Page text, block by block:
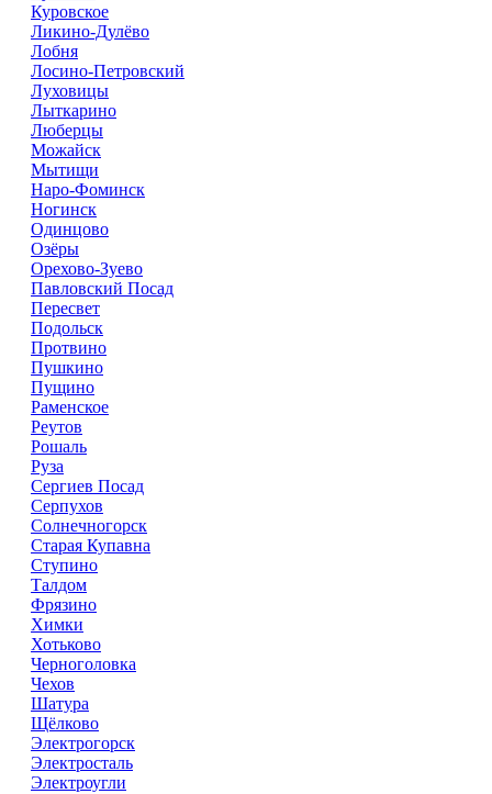
Куровское
Ликино-Дулёво
Лобня
Лосино-Петровский
Луховицы
Лыткарино
Люберцы
Можайск
Мытищи
Наро-Фоминск
Ногинск
Одинцово
Озёры
Орехово-Зуево
Павловский Посад
Пересвет
Подольск
Протвино
Пушкино
Пущино
Раменское
Реутов
Рошаль
Руза
Сергиев Посад
Серпухов
Солнечногорск
Старая Купавна
Ступино
Талдом
Фрязино
Химки
Хотьково
Черноголовка
Чехов
Шатура
Щёлково
Электрогорск
Электросталь
Электроугли